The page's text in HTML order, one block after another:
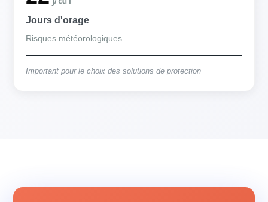
Jours d'orage
Risques météorologiques
Important pour le choix des solutions de protection